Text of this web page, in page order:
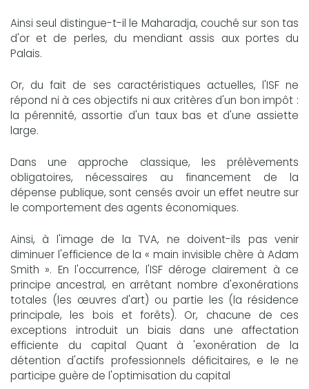
Ainsi seul distingue-t-il le Maharadja, couché sur son tas
d'or et de perles, du mendiant assis aux portes du
Palais.
Or, du fait de ses caractéristiques actuelles, l'ISF ne
répond ni à ces objectifs ni aux critères d'un bon impôt :
la pérennité, assortie d'un taux bas et d'une assiette
large.
Dans une approche classique, les prélèvements
obligatoires, nécessaires au financement de la
dépense publique, sont censés avoir un effet neutre sur
le comportement des agents économiques.
Ainsi, à l'image de la TVA, ne doivent-ils pas venir
diminuer l'efficience de la « main invisible chère à Adam
Smith ». En l'occurrence, l'ISF déroge clairement à ce
principe ancestral, en arrêtant nombre d'exonérations
totales (les œuvres d'art) ou partie les (la résidence
principale, les bois et forêts). Or, chacune de ces
exceptions introduit un biais dans une affectation
efficiente du capital Quant à 'exonération de la
détention d'actifs professionnels déficitaires, e le ne
participe guère de l'optimisation du capital